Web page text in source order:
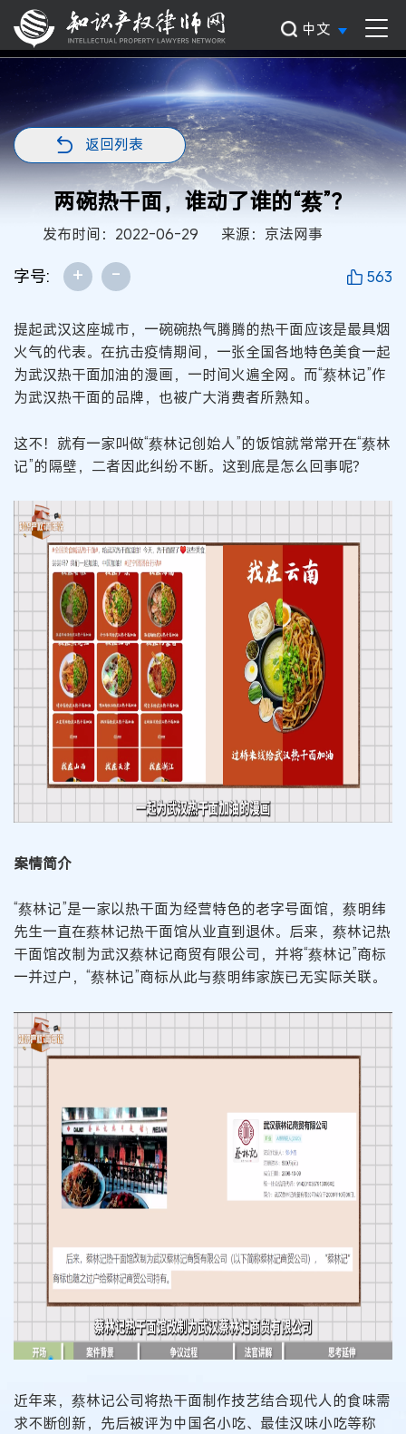
中文
返回列表
两碗热干面，谁动了谁的“蔡”？
发布时间：2022-06-29 来源：京法网事
字号: + - 563
提起武汉这座城市，一碗碗热气腾腾的热干面应该是最具烟
火气的代表。在抗击疫情期间，一张全国各地特色美食一起
为武汉热干面加油的漫画，一时间火遍全网。而“蔡林记”作
为武汉热干面的品牌，也被广大消费者所熟知。
这不！就有一家叫做“蔡林记创始人”的饭馆就常常开在“蔡林
记”的隔壁，二者因此纠纷不断。这到底是怎么回事呢？
案情简介
“蔡林记”是一家以热干面为经营特色的老字号面馆，蔡明纬
先生一直在蔡林记热干面馆从业直到退休。后来，蔡林记热
干面馆改制为武汉蔡林记商贸有限公司，并将“蔡林记”商标
一并过户，“蔡林记”商标从此与蔡明纬家族已无实际关联。
近年来，蔡林记公司将热干面制作技艺结合现代人的食味需
求不断创新，先后被评为中国名小吃、最佳汉味小吃等称